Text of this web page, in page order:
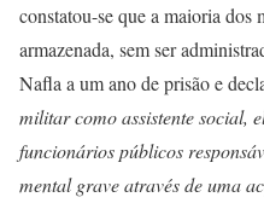
constatou-se que a maioria dos
armazenada, sem ser
Nafla a um ano de prisão e
militar como assistente social,
funcionários públicos
mental grave através de uma